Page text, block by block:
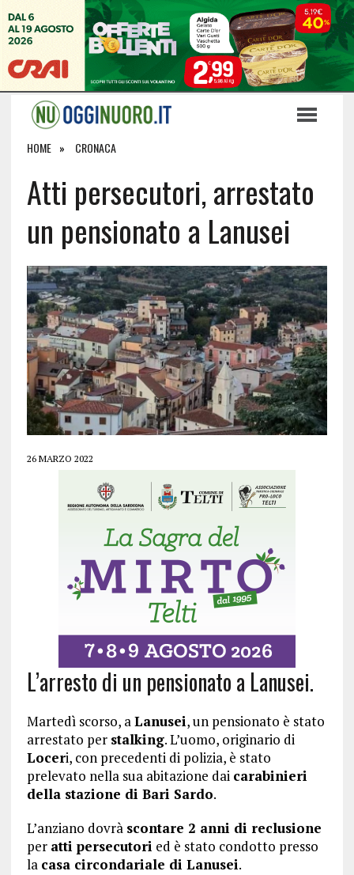
HOME CRONACA
Atti persecutori, arrestato
un pensionato a Lanusei
26 MARZO 2022
L’arresto di un pensionato a Lanusei.
Martedì scorso, aLanusei, un pensionato è stato
arrestato per stalking. L’uomo, originario di
Loceri, con precedenti di polizia, è stato
prelevato nella sua abitazione dai carabinieri
della stazione di Bari Sardo.
L’anziano dovrà scontare 2 anni di reclusione
per atti persecutori ed è stato condotto presso
la casa circondariale di Lanusei.